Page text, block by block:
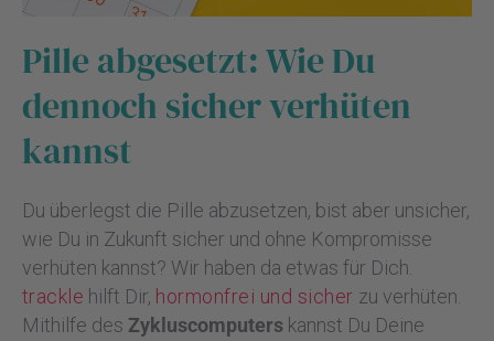
Pille abgesetzt: Wie Du
dennoch sicher verhüten
kannst
Du überlegst die Pille abzusetzen, bist aber unsicher,
wie Du in Zukunft sicher und ohne Kompromisse
verhüten kannst? Wir haben da etwas für Dich.
trackle hilft Dir, hormonfrei und sicher zu verhüten.
Mithilfe des Zykluscomputerskannst Du Deine